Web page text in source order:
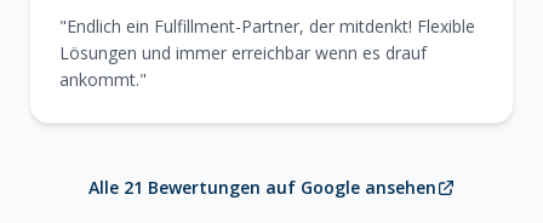
"Endlich ein Fulfillment-Partner, der mitdenkt! Flexible
Lösungen und immer erreichbar wenn es drauf
ankommt."
Alle 21 Bewertungen auf Google ansehen